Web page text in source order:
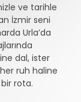
ve tarihle
İzmir seni
Urla’da
dal, ister
her ruh haline
rota.